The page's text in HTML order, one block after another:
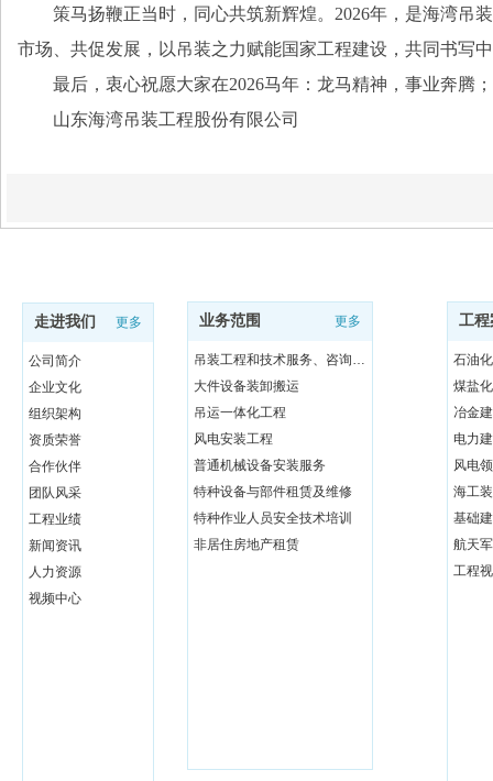
策马扬鞭正当时，同心共筑新辉煌。2026年，是海湾吊
市场、共促发展，以吊装之力赋能国家工程建设，共同书写
最后，衷心祝愿大家在2026马年：龙马精神，事业奔腾
山东海湾吊装工程股份有限公司
走进我们 更多
公司简介
企业文化
组织架构
资质荣誉
合作伙伴
团队风采
工程业绩
新闻资讯
人力资源
视频中心
业务范围 更多
吊装工程和技术服务、咨询与研发
大件设备装卸搬运
吊运一体化工程
风电安装工程
普通机械设备安装服务
特种设备与部件租赁及维修
特种作业人员安全技术培训
非居住房地产租赁
工程
石油
煤盐
冶金
电力
风电
海工
基础
航天
工程